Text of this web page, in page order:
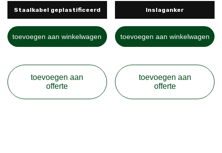
Staalkabel geplastificeerd
toevoegen aan winkelwagen
toevoegen aan
offerte
Inslaganker
toevoegen aan winkelwagen
toevoegen aan
offerte